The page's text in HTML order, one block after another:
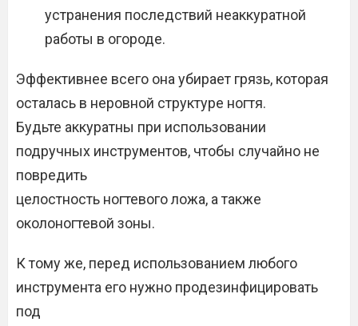
устранения последствий неаккуратной
работы в огороде.
Эффективнее всего она убирает грязь, которая
осталась в неровной структуре ногтя.
Будьте аккуратны при использовании
подручных инструментов, чтобы случайно не
повредить
целостность ногтевого ложа, а также
околоногтевой зоны.
К тому же, перед использованием любого
инструмента его нужно продезинфицировать
под